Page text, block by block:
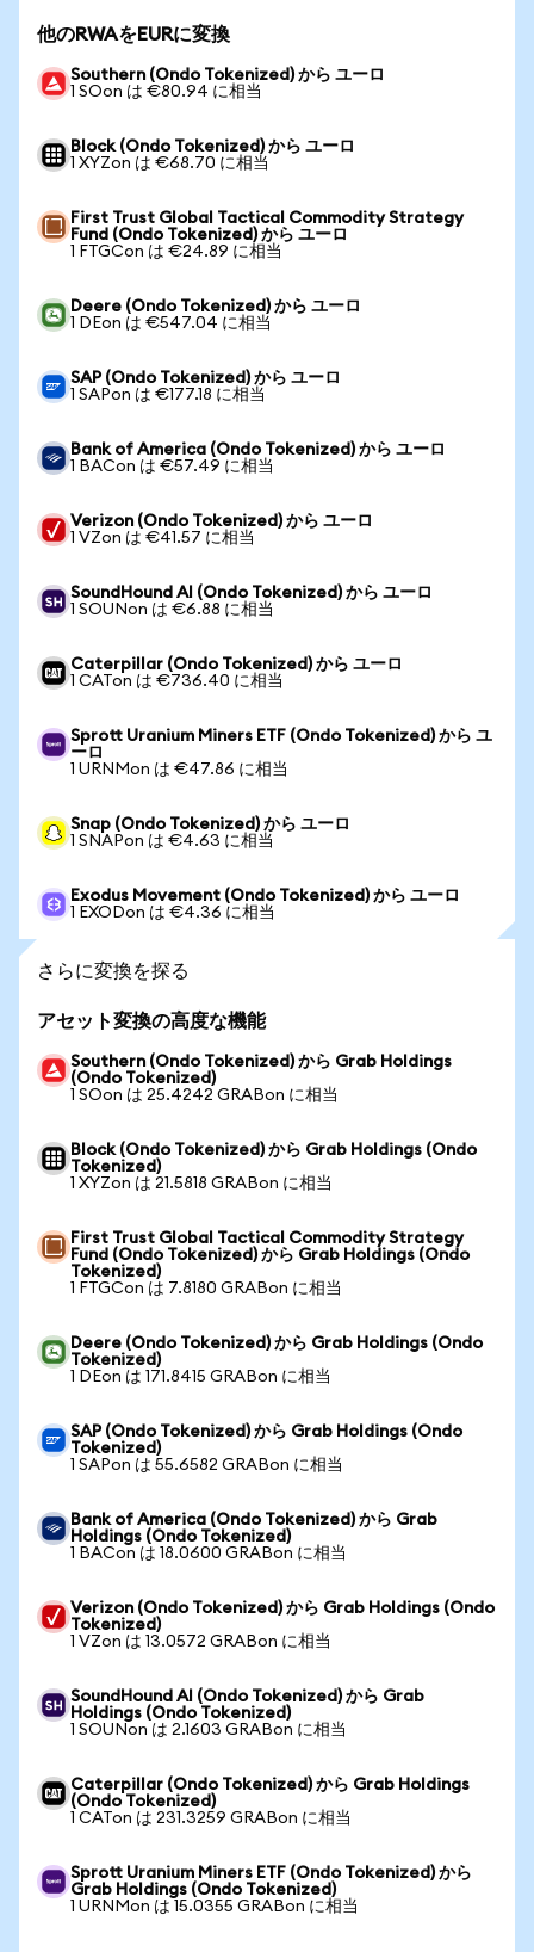
他のRWAをEURに変換
Southern (Ondo Tokenized) から ユーロ
1 SOon は €80.94 に相当
Block (Ondo Tokenized) から ユーロ
1 XYZon は €68.70 に相当
First Trust Global Tactical Commodity Strategy
Fund (Ondo Tokenized) から ユーロ
1 FTGCon は €24.89 に相当
Deere (Ondo Tokenized) から ユーロ
1 DEon は €547.04 に相当
SAP (Ondo Tokenized) から ユーロ
1 SAPon は €177.18 に相当
Bank of America (Ondo Tokenized) から ユーロ
1 BACon は €57.49 に相当
Verizon (Ondo Tokenized) から ユーロ
1 VZon は €41.57 に相当
SoundHound AI (Ondo Tokenized) から ユーロ
1 SOUNon は €6.88 に相当
Caterpillar (Ondo Tokenized) から ユーロ
1 CATon は €736.40 に相当
Sprott Uranium Miners ETF (Ondo Tokenized) から ユ
ーロ
1 URNMon は €47.86 に相当
Snap (Ondo Tokenized) から ユーロ
1 SNAPon は €4.63 に相当
Exodus Movement (Ondo Tokenized) から ユーロ
1 EXODon は €4.36 に相当
さらに変換を探る
アセット変換の高度な機能
Southern (Ondo Tokenized) から Grab Holdings
(Ondo Tokenized)
1 SOon は 25.4242 GRABon に相当
Block (Ondo Tokenized) から Grab Holdings (Ondo
Tokenized)
1 XYZon は 21.5818 GRABon に相当
First Trust Global Tactical Commodity Strategy
Fund (Ondo Tokenized) から Grab Holdings (Ondo
Tokenized)
1 FTGCon は 7.8180 GRABon に相当
Deere (Ondo Tokenized) から Grab Holdings (Ondo
Tokenized)
1 DEon は 171.8415 GRABon に相当
SAP (Ondo Tokenized) から Grab Holdings (Ondo
Tokenized)
1 SAPon は 55.6582 GRABon に相当
Bank of America (Ondo Tokenized) から Grab
Holdings (Ondo Tokenized)
1 BACon は 18.0600 GRABon に相当
Verizon (Ondo Tokenized) から Grab Holdings (Ondo
Tokenized)
1 VZon は 13.0572 GRABon に相当
SoundHound AI (Ondo Tokenized) から Grab
Holdings (Ondo Tokenized)
1 SOUNon は 2.1603 GRABon に相当
Caterpillar (Ondo Tokenized) から Grab Holdings
(Ondo Tokenized)
1 CATon は 231.3259 GRABon に相当
Sprott Uranium Miners ETF (Ondo Tokenized) から
Grab Holdings (Ondo Tokenized)
1 URNMon は 15.0355 GRABon に相当